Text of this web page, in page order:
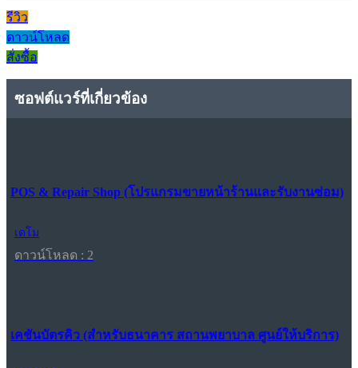
รีวิว
ดาวน์โหลด
สั่งซื้อ
ซอฟต์แวร์ที่เกี่ยวข้อง
POS & Repair Shop (โปรแกรมขายหน้าร้านและรับงานซ่อม)
เดโม
ดาวน์โหลด : 2
เคชันบัตรคิว (สำหรับธนาคาร สถานพยาบาล ศูนย์ให้บริการ)